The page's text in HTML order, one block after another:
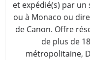
et expédié(s) par
ou à Monaco ou
de Canon. Offre
de plus de
métropolitaine,